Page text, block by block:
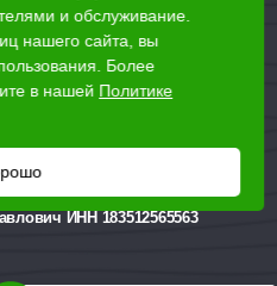
ИНН 183512565563
и обслуживание.
нашего сайта, вы
Более
в нашей Политике